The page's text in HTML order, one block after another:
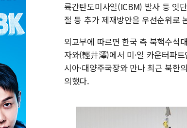
륙간탄도미사일(ICBM) 발사 등 잇
절 등 추가 제재방안을 우선순위로
외교부에 따르면 한국 측 북핵수석
자와(輕井澤)에서 미·일 카운터파
시아·대양주국장와 만나 최근 북한
의했다.